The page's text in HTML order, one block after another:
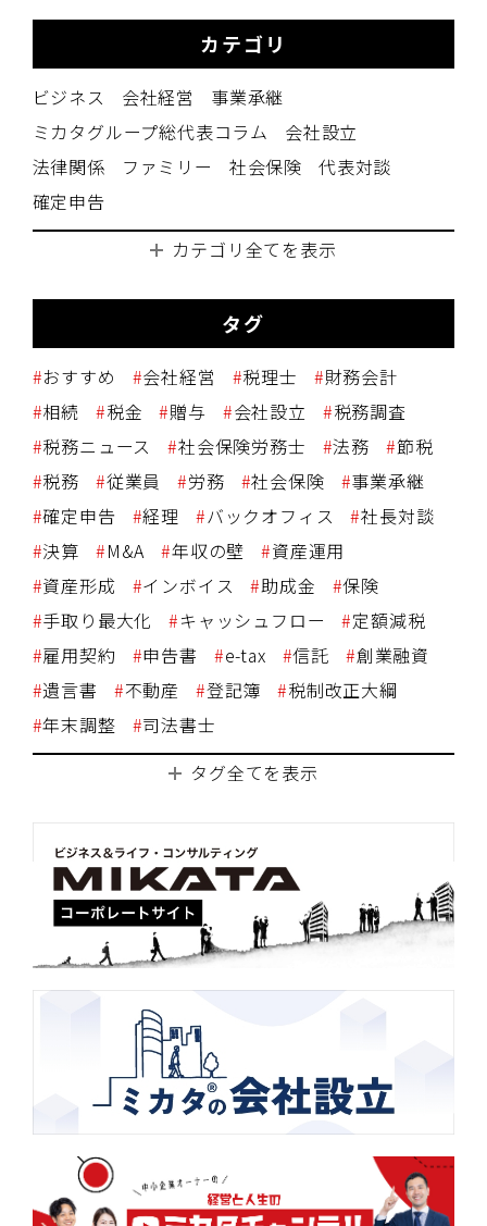
カテゴリ
ビジネス 会社経営
事業承継
ミカタグループ総代表コラム
会社設立
法律関係
ファミリー 社会保険
代表対談
確定申告
カテゴリ全てを表示
タグ
おすすめ 会社経営 税理士
財務会計
相続
税金 贈与 会社設立
税務調査
税務ニュース
社会保険労務士 法務
節税
税務
従業員 労務 社会保険
事業承継
確定申告
経理 バックオフィス
社長対談
決算
M&A 年収の壁
資産運用
資産形成
インボイス 助成金
保険
手取り最大化
キャッシュフロー
定額減税
雇用契約
申告書 e-tax 信託
創業融資
遺言書
不動産 登記簿
税制改正大綱
年末調整
司法書士
タグ全てを表示